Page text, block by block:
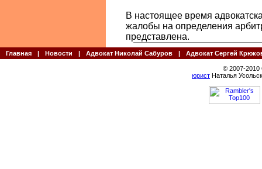
В настоящее время
жалобы на определения
представлена.
Главная | Новости | Адвокат Николай Сабуров | Адвокат Сергей
© 2007-
юрист Наталья